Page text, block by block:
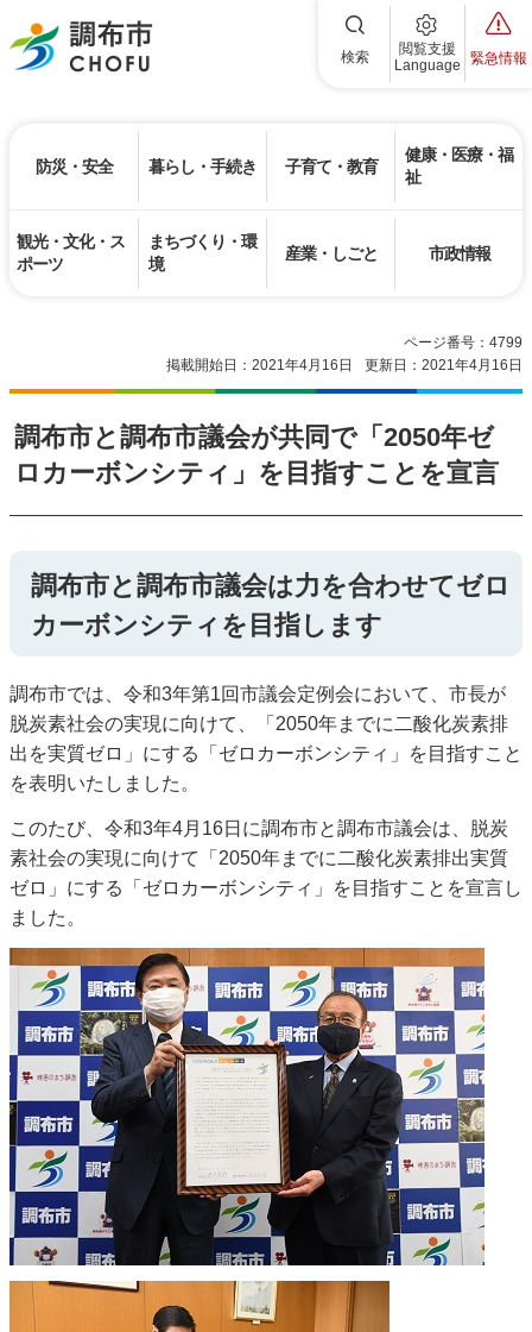
調布市 検索
閲覧支援
Language
緊急情報
防災・安全 暮らし・手続き 子育て・教育
健康・医療・福
祉
観光・文化・ス
ポーツ
まちづくり・環
境
産業・しごと 市政情報
ページ番号：4799
掲載開始日：2021年4月16日
更新日：2021年4月16日
調布市と調布市議会が共同で「2050年ゼ
ロカーボンシティ」を目指すことを宣言
調布市と調布市議会は力を合わせてゼロ
カーボンシティを目指します
調布市では、令和3年第1回市議会定例会において、市長が
脱炭素社会の実現に向けて、「2050年までに二酸化炭素排
出を実質ゼロ」にする「ゼロカーボンシティ」を目指すこと
を表明いたしました。
このたび、令和3年4月16日に調布市と調布市議会は、脱炭
素社会の実現に向けて「2050年までに二酸化炭素排出実質
ゼロ」にする「ゼロカーボンシティ」を目指すことを宣言し
ました。